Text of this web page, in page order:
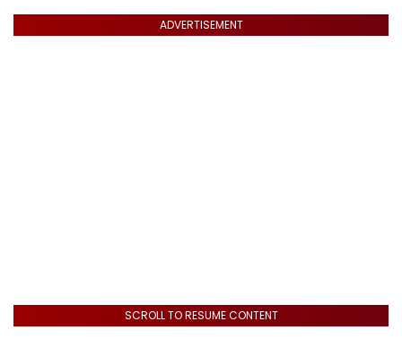
ADVERTISEMENT
SCROLL TO RESUME CONTENT